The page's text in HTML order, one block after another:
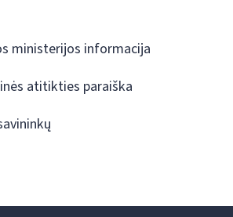
ministerijos informacija
atitikties paraiška